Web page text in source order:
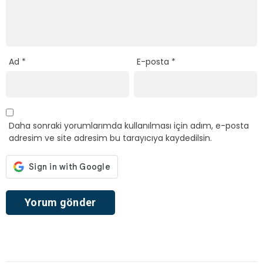
Ad * E-posta *
Daha sonraki yorumlarımda kullanılması için adım, e-posta
adresim ve site adresim bu tarayıcıya kaydedilsin.